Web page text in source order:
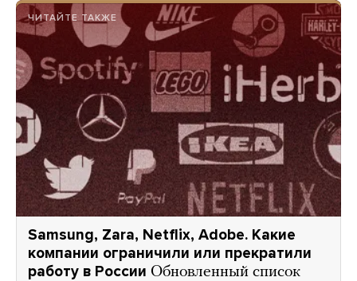
ЧИТАЙТЕ ТАКЖЕ
Samsung, Zara, Netflix, Adobe. Какие
компании ограничили или прекратили
работу в России Обновленный список